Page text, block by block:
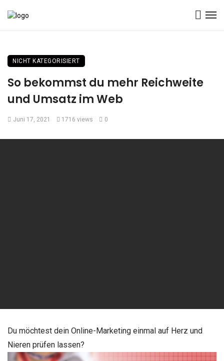
NICHT KATEGORISIERT
So bekommst du mehr Reichweite
und Umsatz im Web
Juni 17, 2021 1716 views 0
Du möchtest dein Online-Marketing einmal auf Herz und
Nieren prüfen lassen?